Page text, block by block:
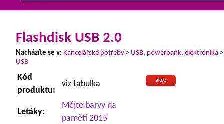
Flashdisk USB 2.0
Nacházíte se v: Kancelářské potřeby > USB, powerbank, elektronika
USB
akce
Kód
produktu:
viz tabulka
Letáky:
Mějte barvy na
paměti 2015